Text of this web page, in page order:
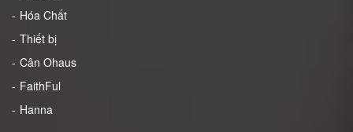
Hóa Chất
Thiết bị
Cân Ohaus
FaithFul
Hanna